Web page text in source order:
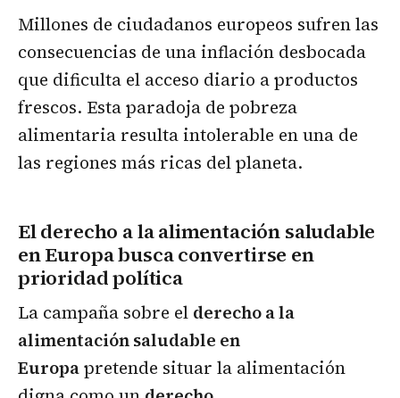
Millones de ciudadanos europeos sufren las
consecuencias de una inflación desbocada
que dificulta el acceso diario a productos
frescos. Esta paradoja de pobreza
alimentaria resulta intolerable en una de
las regiones más ricas del planeta.
El derecho a la alimentación saludable
en Europa busca convertirse en
prioridad política
La campaña sobre el derecho a la
alimentación saludable en
Europapretende situar la alimentación